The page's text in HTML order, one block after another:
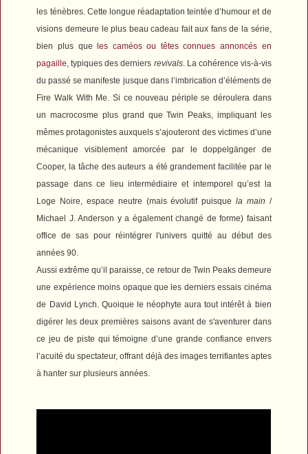
les ténèbres. Cette longue réadaptation teintée d’humour et de
visions demeure le plus beau cadeau fait aux fans de la série,
bien plus queles caméos ou têtes connues annoncés en
pagaille , typiques des derniers revivals. La cohérence vis-à-vis
du passé se manifeste jusque dans l’imbrication d’éléments de
Fire Walk With Me . Si ce nouveau périple se déroulera dans
un macrocosme plus grand que Twin Peaks, impliquant les
mêmes protagonistes auxquels s’ajouteront des victimes d’une
mécanique visiblement amorcée par le doppelgänger de
Cooper, la tâche des auteurs a été grandement facilitée par le
passage dans ce lieu intermédiaire et intemporel qu’est la
Loge Noire, espace neutre (mais évolutif puisquela main /
Michael J. Anderson y a également changé de forme) faisant
office de sas pour réintégrer l'univers quitté au début des
années 90.
Aussi extrême qu’il paraisse, ce retour de Twin Peaksdemeure
une expérience moins opaque que les derniers essais cinéma
de David Lynch. Quoique le néophyte aura tout intérêt à bien
digérer les deux premières saisons avant de s'aventurer dans
ce jeu de piste qui témoigne d’une grande confiance envers
l’acuité du spectateur, offrant déjà des images terrifiantes aptes
à hanter sur plusieurs années.